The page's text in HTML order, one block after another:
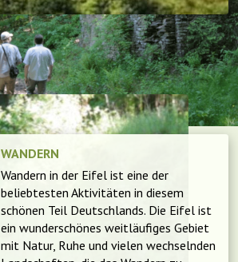
WANDERN
Wandern in der Eifel ist eine der
beliebtesten Aktivitäten in diesem
schönen Teil Deutschlands. Die Eifel ist
ein wunderschönes weitläufiges Gebiet
mit Natur, Ruhe und vielen wechselnden